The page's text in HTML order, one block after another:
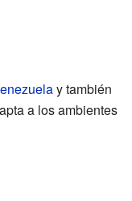
y también
a los ambientes